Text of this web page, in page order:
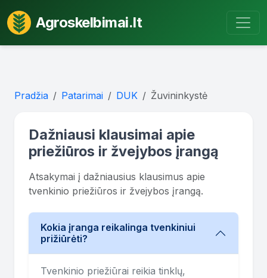
Agroskelbimai.lt
Pradžia Patarimai DUK Žuvininkystė
Dažniausi klausimai apie
priežiūros ir žvejybos įrangą
Atsakymai į dažniausius klausimus apie
tvenkinio priežiūros ir žvejybos įrangą.
Kokia įranga reikalinga tvenkiniui
prižiūrėti?
Tvenkinio priežiūrai reikia tinklų,